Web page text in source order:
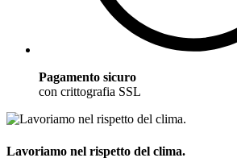
Pagamento sicuro
con crittografia SSL
Lavoriamo nel rispetto del clima.